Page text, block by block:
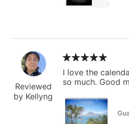
Reviewed
by Kellyng
I love the
so much. Good